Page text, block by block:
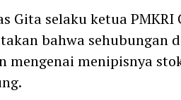
Gita selaku ketua
bahwa sehubungan
mengenai menipisnya